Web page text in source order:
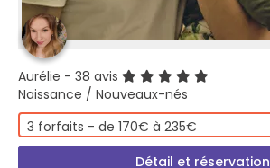
Aurélie - 38 avis
Naissance / Nouveaux-nés
3 forfaits - de 170€ à 235€
Détail et réservation